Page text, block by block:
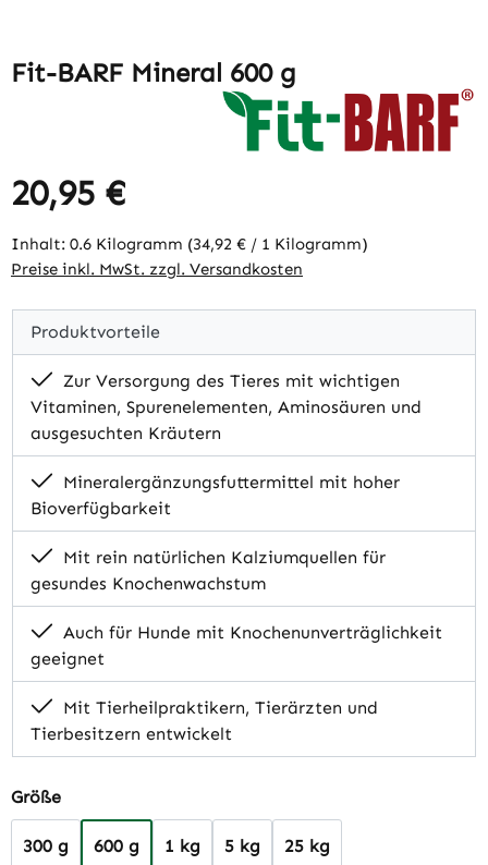
Fit-BARF Mineral 600 g
Regulärer Preis:
20,95 €
Inhalt: 0.6 Kilogramm (34,92 € / 1 Kilogramm)
Preise inkl. MwSt. zzgl. Versandkosten
Produktvorteile
Zur Versorgung des Tieres mit wichtigen
Vitaminen, Spurenelementen, Aminosäuren und
ausgesuchten Kräutern
Mineralergänzungsfuttermittel mit hoher
Bioverfügbarkeit
Mit rein natürlichen Kalziumquellen für
gesundes Knochenwachstum
Auch für Hunde mit Knochenunverträglichkeit
geeignet
Mit Tierheilpraktikern, Tierärzten und
Tierbesitzern entwickelt
Größeauswählen
300 g 600 g 1 kg 5 kg 25 kg